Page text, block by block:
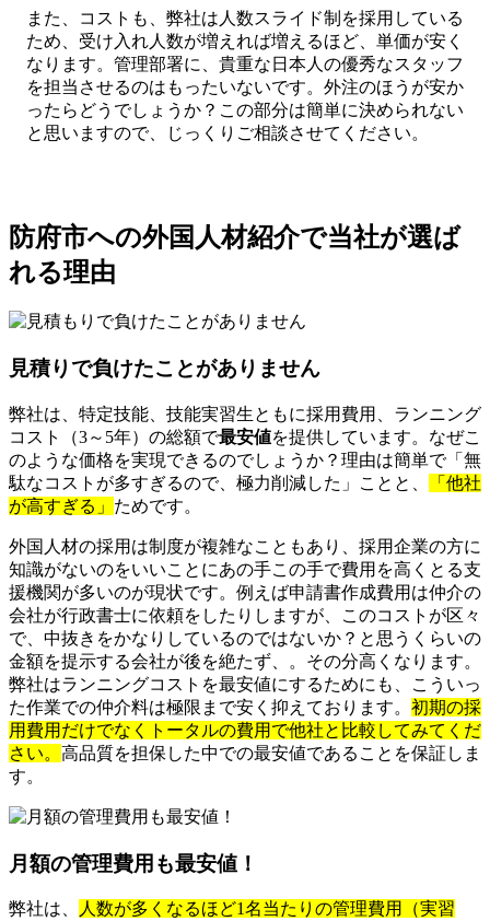
また、コストも、弊社は人数スライド制を採用している
ため、受け入れ人数が増えれば増えるほど、単価が安く
なります。管理部署に、貴重な日本人の優秀なスタッフ
を担当させるのはもったいないです。外注のほうが安か
ったらどうでしょうか？この部分は簡単に決められない
と思いますので、じっくりご相談させてください。
防府市への外国人材紹介で当社が選ば
れる理由
見積りで負けたことがありません
弊社は、特定技能、技能実習生ともに採用費用、ランニング
コスト（3～5年）の総額で最安値を提供しています。なぜこ
のような価格を実現できるのでしょうか？理由は簡単で「無
駄なコストが多すぎるので、極力削減した」ことと、
「他社
が高すぎる」 ためです。
外国人材の採用は制度が複雑なこともあり、採用企業の方に
知識がないのをいいことにあの手この手で費用を高くとる支
援機関が多いのが現状です。例えば申請書作成費用は仲介の
会社が行政書士に依頼をしたりしますが、このコストが区々
で、中抜きをかなりしているのではないか？と思うくらいの
金額を提示する会社が後を絶たず、。その分高くなります。
弊社はランニングコストを最安値にするためにも、こういっ
た作業での仲介料は極限まで安く抑えております。 初期の採
用費用だけでなくトータルの費用で他社と比較してみてくだ
さい。 高品質を担保した中での最安値であることを保証しま
す。
月額の管理費用も最安値！
弊社は、
人数が多くなるほど1名当たりの管理費用（実習